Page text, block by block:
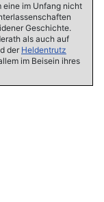
eine im Unfang nicht
Geschichte.
als auch auf
der Heldentrutz
im Beisein ihres